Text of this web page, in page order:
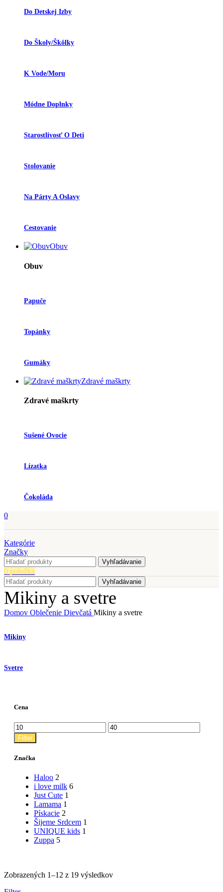
Do Detskej Izby
Do Školy/škôlky
K Vode/moru
Módne Doplnky
Starostlivosť O Deti
Stolovanie
Na Párty A Oslavy
Cestovanie
Obuv
Obuv
Papuče
Topánky
Gumáky
Zdravé maškrty
Zdravé maškrty
Sušené Ovocie
Lízatka
Čokoláda
0
Kategórie
Značky
Vyhľadávanie
0 položka
Vyhľadávanie
Mikiny a svetre
Domov Oblečenie Dievčatá Mikiny a svetre
Mikiny
Svetre
Cena
Minimálna
cena
Maximálna
cena
Filter
Značka
Haloo 2
i love milk 6
Just Cute 1
Lamama 1
Pískacie 2
Šijeme Srdcem 1
UNIQUE kids 1
Zuppa 5
Zobrazených 1–12 z 19 výsledkovZoradené